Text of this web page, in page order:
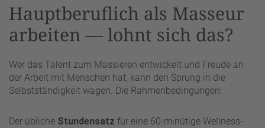
Hauptberuflich als Masseur
arbeiten — lohnt sich das?
Wer das Talent zum Massieren entwickelt und Freude an
der Arbeit mit Menschen hat, kann den Sprung in die
Selbstständigkeit wagen. Die Rahmenbedingungen:
Der übliche Stundensatz für eine 60-minütige Wellness-